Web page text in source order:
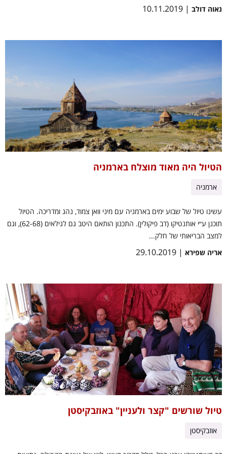
נאוה דולב | 10.11.2019
הטיול היה מאוד מוצלח בארמניה
ארמניה
עשינו טיול של שבוע ימים בארמניה עם מיני וואן צמוד, נהג ומדריכה. הטיול
תוכנן ע״י אותנטיקו (דב פיקולין). התכנון הותאם היטב גם לגילאים (62-68), וגם
למצב הבריאותי של חלק...
אריה שפירא | 29.10.2019
טיול שורשים "קצר ולעניין" באוזבקיסטן
אוזבקיסטן